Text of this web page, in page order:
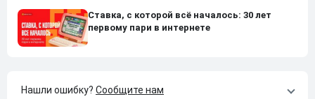
Ставка, с которой всё началось: 30 лет
первому пари в интернете
Нашли ошибку? Сообщите нам